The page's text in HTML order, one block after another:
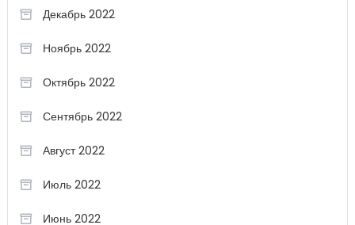
Декабрь 2022
Ноябрь 2022
Октябрь 2022
Сентябрь 2022
Август 2022
Июль 2022
Июнь 2022